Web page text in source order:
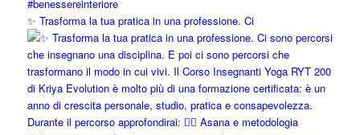
✨ Trasforma la tua pratica in una professione. Ci